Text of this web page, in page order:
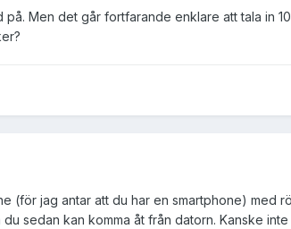
Men det går fortfarande enklare att tala in
(för jag antar att du har en smartphone) med
sedan kan komma åt från datorn. Kanske